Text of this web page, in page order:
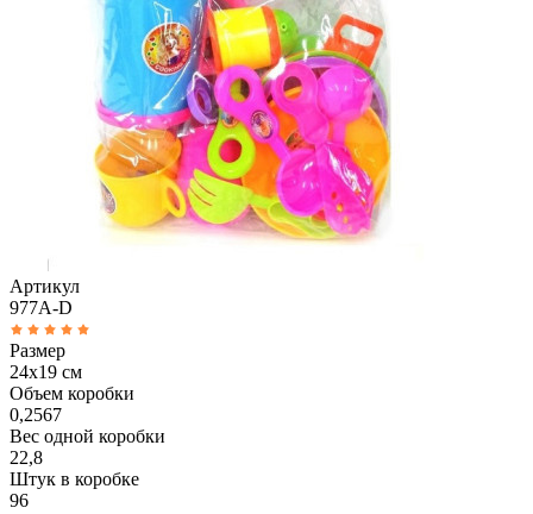
Артикул
977A-D
Размер
24х19 см
Объем коробки
0,2567
Вес одной коробки
22,8
Штук в коробке
96